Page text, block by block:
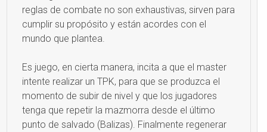
reglas de combate no son exhaustivas, sirven para
cumplir su propósito y están acordes con el
mundo que plantea.
Es juego, en cierta manera, incita a que el master
intente realizar un TPK, para que se produzca el
momento de subir de nivel y que los jugadores
tenga que repetir la mazmorra desde el último
punto de salvado (Balizas). Finalmente regenerar